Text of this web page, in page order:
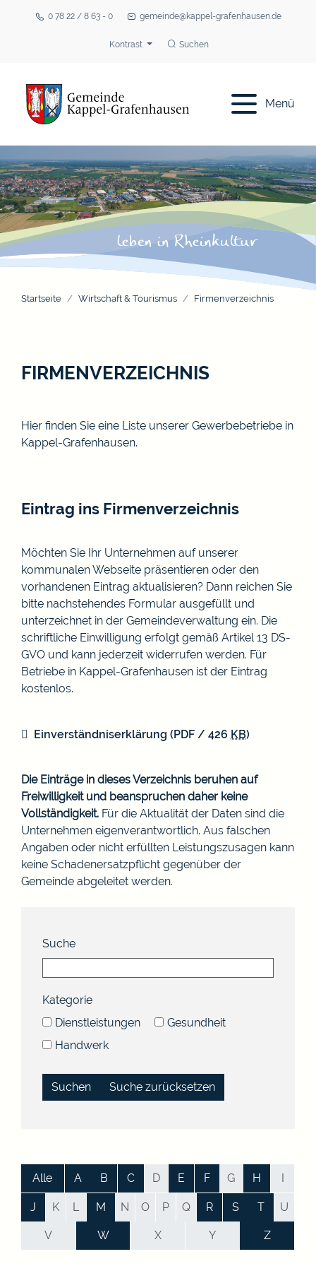
0 78 22 / 8 63 - 0 gemeinde@kappel-grafenhausen.de
Kontrast Suchen
Menü
Startseite Wirtschaft & Tourismus Firmenverzeichnis
FIRMENVERZEICHNIS
Hier finden Sie eine Liste unserer Gewerbebetriebe in
Kappel-Grafenhausen.
Eintrag ins Firmenverzeichnis
Möchten Sie Ihr Unternehmen auf unserer
kommunalen Webseite präsentieren oder den
vorhandenen Eintrag aktualisieren? Dann reichen Sie
bitte nachstehendes Formular ausgefüllt und
unterzeichnet in der Gemeindeverwaltung ein. Die
schriftliche Einwilligung erfolgt gemäß Artikel 13 DS-
GVO und kann jederzeit widerrufen werden. Für
Betriebe in Kappel-Grafenhausen ist der Eintrag
kostenlos.
Einverständniserklärung (PDF / 426 KB)
Die Einträge in dieses Verzeichnis beruhen auf
Freiwilligkeit und beanspruchen daher keine
Vollständigkeit. Für die Aktualität der Daten sind die
Unternehmen eigenverantwortlich. Aus falschen
Angaben oder nicht erfüllten Leistungszusagen kann
keine Schadenersatzpflicht gegenüber der
Gemeinde abgeleitet werden.
Suche
Kategorie
Dienstleistungen
Gesundheit
Handwerk
Suche zurücksetzen
Alle A B C D E F G H I
J K L M N O P Q R S T U
V W X Y Z